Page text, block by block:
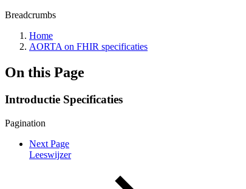
Breadcrumbs
Home
AORTA on FHIR specificaties
On this Page
Introductie Specificaties
Pagination
Next Page
Leeswijzer